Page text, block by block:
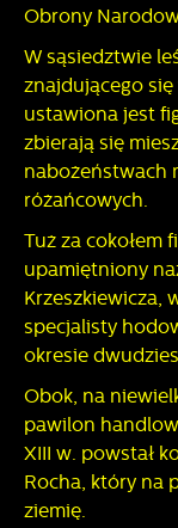
Obrony
W sąsiedztwie
znajdującego
ustawiona jest
zbierają się
nabożeństwach
różańcowych.
Tuż za cokołem
upamiętniony
Krzeszkiewicza,
specjalisty
okresie
Obok, na
pawilon
XIII w. powstał
Rocha, który na
ziemię.